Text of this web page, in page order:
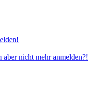
nicht mehr anmelden?!